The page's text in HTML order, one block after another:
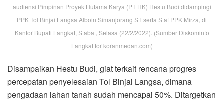
audiensi Pimpinan Proyek Hutama Karya (PT HK) Hestu Budi didampingi
PPK Tol Binjai Langsa Alboin Simanjorang ST serta Staf PPK Mirza, di
Kantor Bupati Langkat, Stabat, Selasa (22/2/2022). (Sumber Diskominfo
Langkat for koranmedan.com)
Disampaikan Hestu Budi, giat terkait rencana progres
percepatan penyelesaian Tol Binjai Langsa, dimana
pengadaan lahan tanah sudah mencapai 50%. Ditargetkan